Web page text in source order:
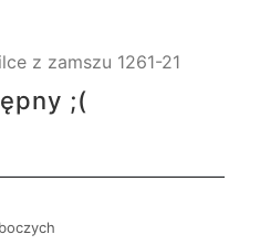
z zamszu 1261-21
;(